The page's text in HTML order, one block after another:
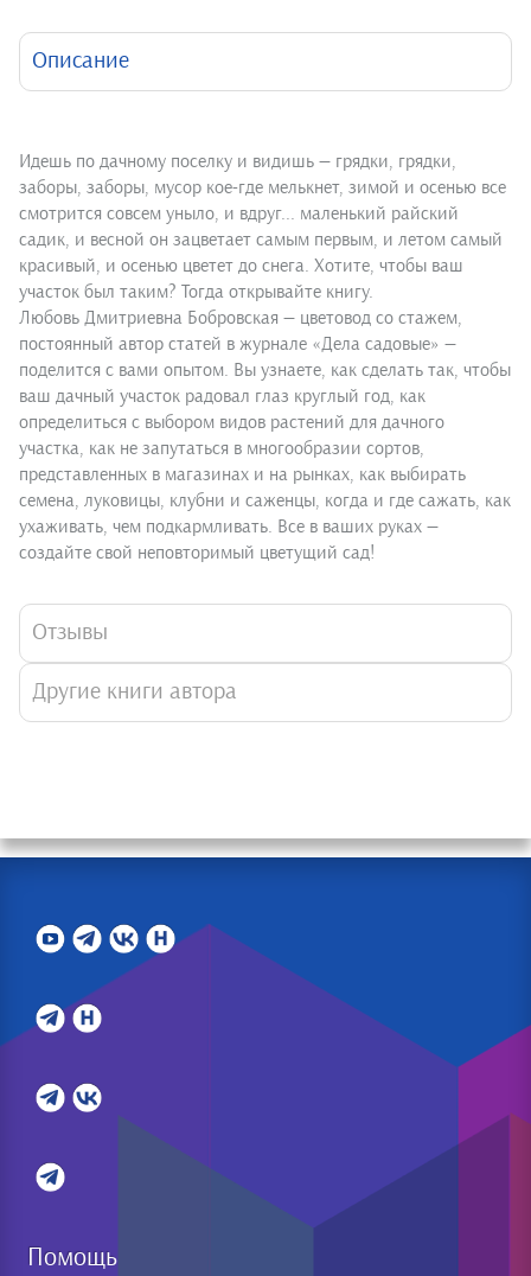
Описание
Идешь по дачному поселку и видишь — грядки, грядки,
заборы, заборы, мусор кое-где мелькнет, зимой и осенью все
смотрится совсем уныло, и вдруг... маленький райский
садик, и весной он зацветает самым первым, и летом самый
красивый, и осенью цветет до снега. Хотите, чтобы ваш
участок был таким? Тогда открывайте книгу.
Любовь Дмитриевна Бобровская — цветовод со стажем,
постоянный автор статей в журнале «Дела садовые» —
поделится с вами опытом. Вы узнаете, как сделать так, чтобы
ваш дачный участок радовал глаз круглый год, как
определиться с выбором видов растений для дачного
участка, как не запутаться в многообразии сортов,
представленных в магазинах и на рынках, как выбирать
семена, луковицы, клубни и саженцы, когда и где сажать, как
ухаживать, чем подкармливать. Все в ваших руках —
создайте свой неповторимый цветущий сад!
Отзывы
Другие книги автора
Помощь